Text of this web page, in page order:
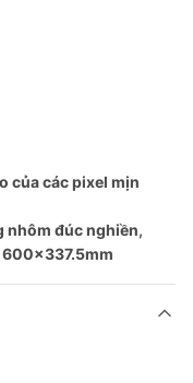
của các pixel mịn
nhôm đúc nghiền,
600x337.5mm